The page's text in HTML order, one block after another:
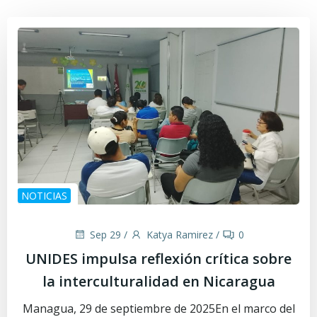
NOTICIAS
Sep 29 / Katya Ramirez / 0
UNIDES impulsa reflexión crítica sobre
la interculturalidad en Nicaragua
Managua, 29 de septiembre de 2025En el marco del